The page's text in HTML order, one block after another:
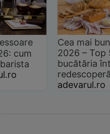
cum
Cea mai
2026 –
bucătăria
adevarul.ro